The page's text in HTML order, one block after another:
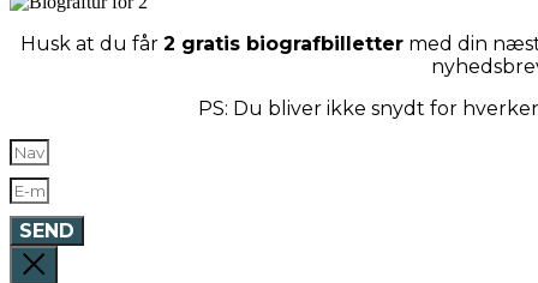
Husk at du får 2 gratis biografbillettermed din
PS: Du bliver ikke snydt for
SEND